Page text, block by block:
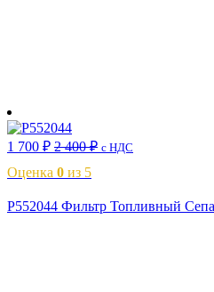
1 700 ₽ 2 400₽ с НДС
Оценка 0 из 5
P552044 Фильтр Топливный